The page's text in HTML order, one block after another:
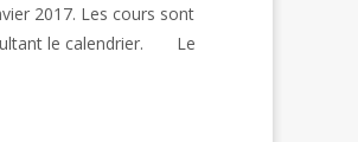
2017. Les cours sont
le calendrier. Le